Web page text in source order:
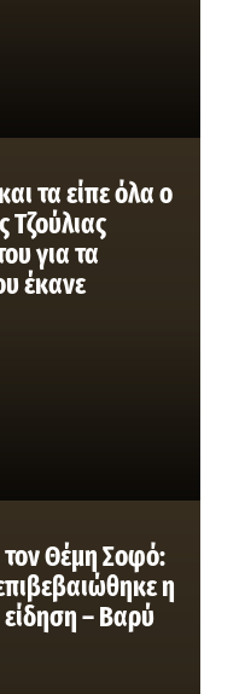
τα είπε όλα ο
Τζούλιας
για τα
έκανε
Θέμη Σοφό:
η
– Βαρύ